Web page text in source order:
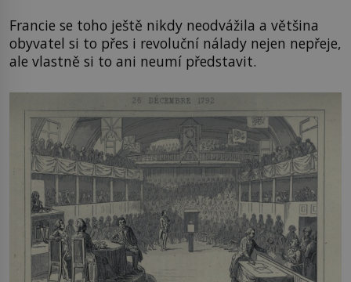
Francie se toho ještě nikdy neodvážila a většina
obyvatel si to přes i revoluční nálady nejen nepřeje,
ale vlastně si to ani neumí představit.